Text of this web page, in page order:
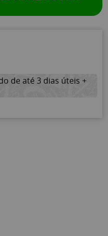
de até 3 dias úteis +